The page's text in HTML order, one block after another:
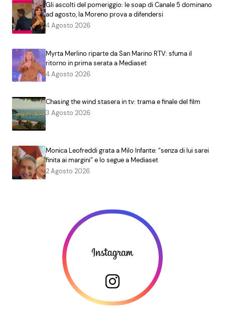
Gli ascolti del pomeriggio: le soap di Canale 5 dominano
ad agosto, la Moreno prova a difendersi
4 Agosto 2026
Myrta Merlino riparte da San Marino RTV: sfuma il
ritorno in prima serata a Mediaset
4 Agosto 2026
Chasing the wind stasera in tv: trama e finale del film
3 Agosto 2026
Monica Leofreddi grata a Milo Infante: “senza di lui sarei
finita ai margini” e lo segue a Mediaset
2 Agosto 2026